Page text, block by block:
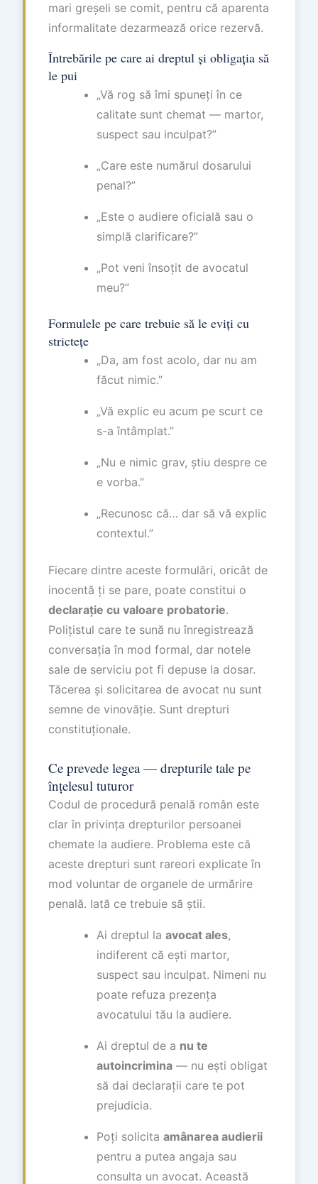
mari greșeli se comit, pentru că aparenta
informalitate dezarmează orice rezervă.
Întrebările pe care ai dreptul și obligația să
le pui
„Vă rog să îmi spuneți în ce
calitate sunt chemat — martor,
suspect sau inculpat?”
„Care este numărul dosarului
penal?”
„Este o audiere oficială sau o
simplă clarificare?”
„Pot veni însoțit de avocatul
meu?”
Formulele pe care trebuie să le eviți cu
strictețe
„Da, am fost acolo, dar nu am
făcut nimic.”
„Vă explic eu acum pe scurt ce
s-a întâmplat.”
„Nu e nimic grav, știu despre ce
e vorba.”
„Recunosc că… dar să vă explic
contextul.”
Fiecare dintre aceste formulări, oricât de
inocentă ți se pare, poate constitui o
declarație cu valoare probatorie.
Polițistul care te sună nu înregistrează
conversația în mod formal, dar notele
sale de serviciu pot fi depuse la dosar.
Tăcerea și solicitarea de avocat nu sunt
semne de vinovăție. Sunt drepturi
constituționale.
Ce prevede legea — drepturile tale pe
înțelesul tuturor
Codul de procedură penală român este
clar în privința drepturilor persoanei
chemate la audiere. Problema este că
aceste drepturi sunt rareori explicate în
mod voluntar de organele de urmărire
penală. Iată ce trebuie să știi.
Ai dreptul la avocat ales,
indiferent că ești martor,
suspect sau inculpat. Nimeni nu
poate refuza prezența
avocatului tău la audiere.
Ai dreptul de a nu te
autoincrimina — nu ești obligat
să dai declarații care te pot
prejudicia.
Poți solicita amânarea audierii
pentru a putea angaja sau
consulta un avocat. Această